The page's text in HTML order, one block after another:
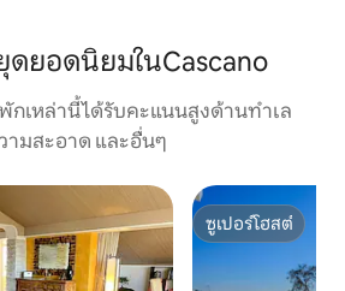
ยอดนิยมในCascano
กเหล่านี้ได้รับคะแนนสูงด้านทำเล
ามสะอาด และอื่นๆ
ซูเปอร์โฮสต์
ซูเปอร์โฮสต์